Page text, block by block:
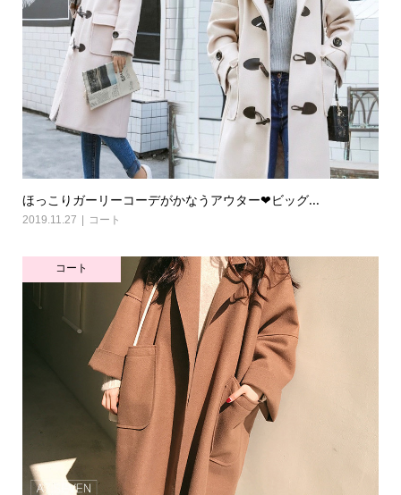
ほっこりガーリーコーデがかなうアウター❤ビッグ...
2019.11.27 コート
コート